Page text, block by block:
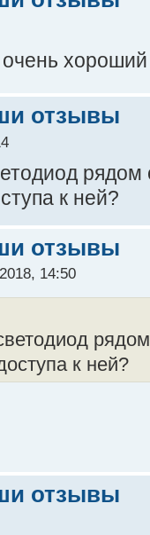
отзывы
к ней?
отзывы
14:50
к ней?
отзывы